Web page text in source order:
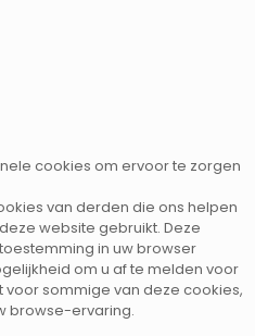
cookies om ervoor te zorgen
van derden die ons helpen
website gebruikt. Deze
in uw browser
om u af te melden voor
voor sommige van deze cookies,
browse-ervaring.